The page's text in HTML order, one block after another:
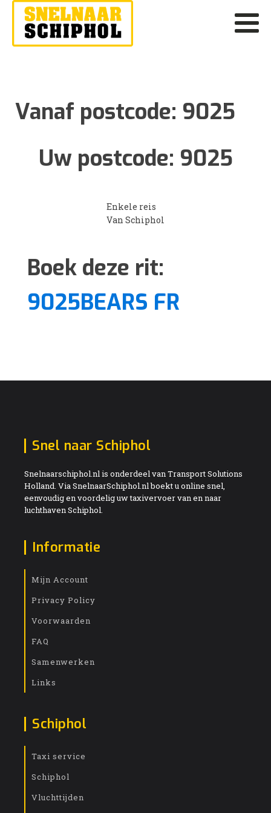
Vanaf postcode: 9025
Uw postcode: 9025
Enkele reis
Van Schiphol
Boek deze rit:
9025BEARS FR
Snel naar Schiphol
Snelnaarschiphol.nl is onderdeel van Transport Solutions
Holland. Via SnelnaarSchiphol.nl boekt u online snel,
eenvoudig en voordelig uw taxivervoer van en naar
luchthaven Schiphol.
Informatie
Mijn Account
Privacy Policy
Voorwaarden
FAQ
Samenwerken
Links
Schiphol
Taxi service
Schiphol
Vluchttijden